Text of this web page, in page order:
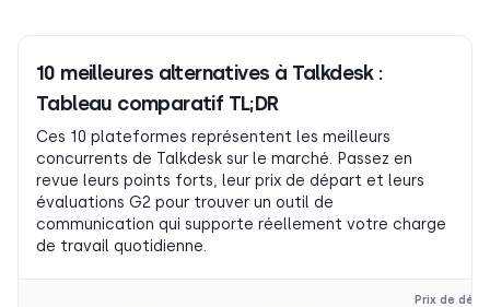
10 meilleures alternatives à Talkdesk :
Tableau comparatif TL;DR
Ces 10 plateformes représentent les meilleurs
concurrents de Talkdesk sur le marché. Passez en
revue leurs points forts, leur prix de départ et leurs
évaluations G2 pour trouver un outil de
communication qui supporte réellement votre charge
de travail quotidienne.
Prix de